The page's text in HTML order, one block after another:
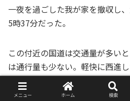
一夜を過ごした我が家を撤収し
5時37分だった。
この付近の国道は交通量が多い
は通行量も少ない。軽快に西進
着。7.1㎞。夜明け前ということ
薄暗かった。
メニュー ホーム 検索